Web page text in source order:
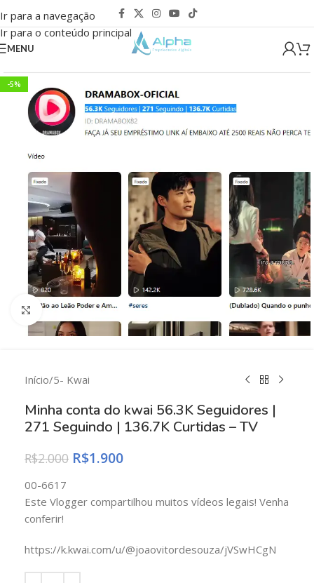
Ir para a navegação
Ir para o conteúdo principal
MENU
-5%
Clique para ampliar
Início/5- Kwai
Minha conta do kwai 56.3K Seguidores |
271 Seguindo | 136.7K Curtidas – TV
R$2.000 R$1.900
00-6617
Este Vlogger compartilhou muitos vídeos legais! Venha
conferir!
https://k.kwai.com/u/@joaovitordesouza/jVSwHCgN